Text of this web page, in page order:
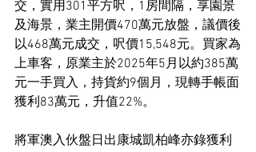
交，實用301平方呎，1房間隔，享園景
及海景，業主開價470萬元放盤，議價後
以468萬元成交，呎價15,548元。買家為
上車客，原業主於2025年5月以約385萬
元一手買入，持貨約9個月，現轉手帳面
獲利83萬元，升值22%。
將軍澳入伙盤日出康城凱柏峰亦錄獲利